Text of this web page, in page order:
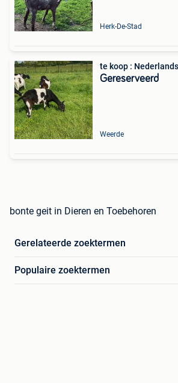
Herk-De-Stad
te koop :
Gereserveerd
Weerde
bonte geit in Dieren en Toebehoren
Gerelateerde zoektermen
Populaire zoektermen